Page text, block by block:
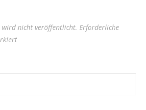
wird nicht veröffentlicht. Erforderliche